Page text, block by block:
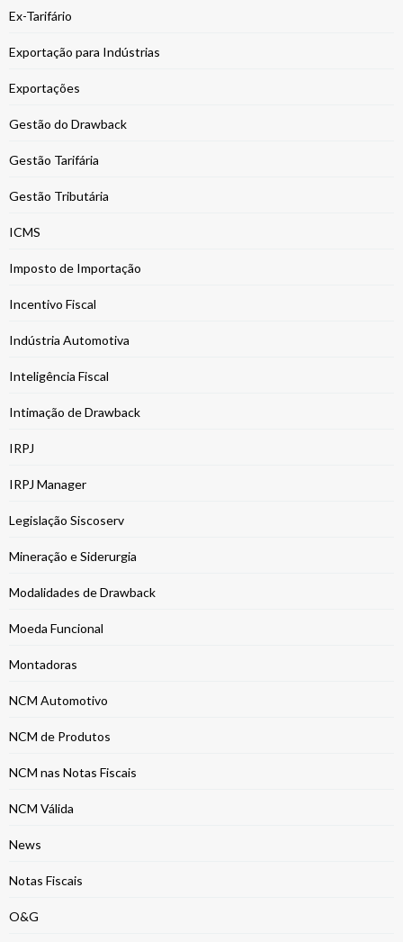
Ex-Tarifário
Exportação para Indústrias
Exportações
Gestão do Drawback
Gestão Tarifária
Gestão Tributária
ICMS
Imposto de Importação
Incentivo Fiscal
Indústria Automotiva
Inteligência Fiscal
Intimação de Drawback
IRPJ
IRPJ Manager
Legislação Siscoserv
Mineração e Siderurgia
Modalidades de Drawback
Moeda Funcional
Montadoras
NCM Automotivo
NCM de Produtos
NCM nas Notas Fiscais
NCM Válida
News
Notas Fiscais
O&G